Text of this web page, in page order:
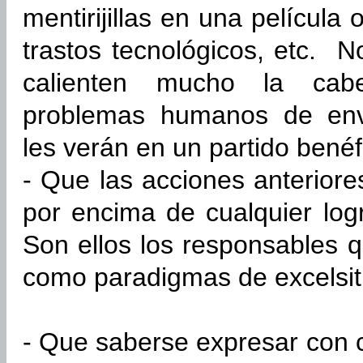
mentirijillas en una película
trastos tecnológicos, etc.
calienten mucho la
problemas humanos de
les verán en un partido
- Que las acciones
por encima de cualquier
Son ellos los responsables
como paradigmas de
- Que saberse expresar con